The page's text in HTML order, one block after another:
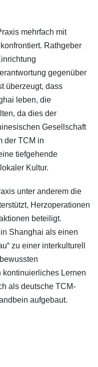
mehrfach mit
Rathgeber
gegenüber
überzeugt, dass
leben, die
da dies der
Gesellschaft
der TCM in
tiefgehende
Kultur.
unter anderem die
Herzoperationen
beteiligt.
Shanghai als einen
zu einer interkulturell
kontinuierliches Lernen
als deutsche TCM-
aufgebaut.